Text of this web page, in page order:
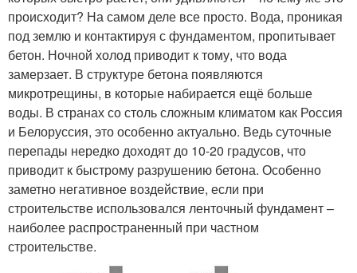
происходит? На самом деле все просто. Вода, проникая
под землю и контактируя с фундаментом, пропитывает
бетон. Ночной холод приводит к тому, что вода
замерзает. В структуре бетона появляются
микротрещины, в которые набирается ещё больше
воды. В странах со столь сложным климатом как Россия
и Белоруссия, это особенно актуально. Ведь суточные
перепады нередко доходят до 10-20 градусов, что
приводит к быстрому разрушению бетона. Особенно
заметно негативное воздействие, если при
строительстве использовался ленточный фундамент –
наиболее распространенный при частном
строительстве.